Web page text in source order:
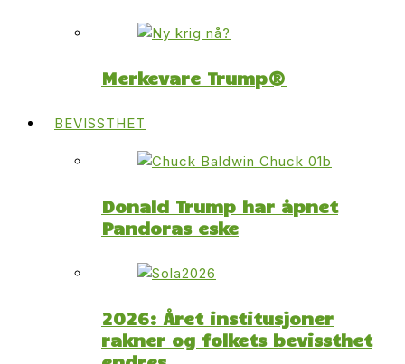
Merkevare Trump®
BEVISSTHET
Donald Trump har åpnet
Pandoras eske
2026: Året institusjoner
rakner og folkets bevissthet